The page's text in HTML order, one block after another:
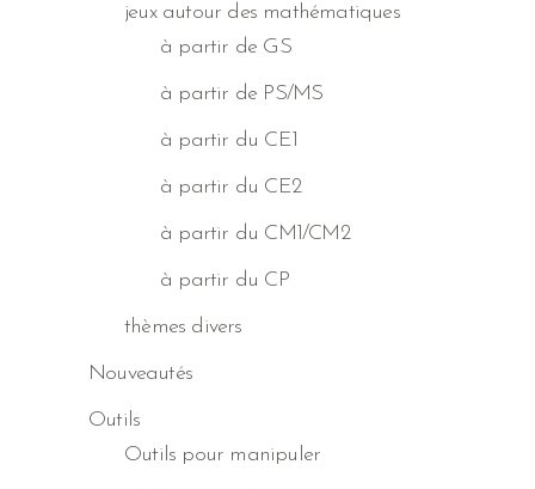
jeux autour des mathématiques
à partir de GS
à partir de PS/MS
à partir du CE1
à partir du CE2
à partir du CM1/CM2
à partir du CP
thèmes divers
Nouveautés
Outils
Outils pour manipuler